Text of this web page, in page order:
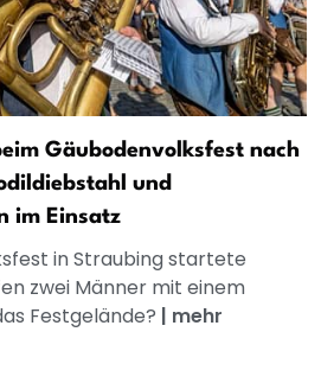
Gäubodenvolksfest nach
und
im Einsatz
in Straubing startete
zwei Männer mit einem
Festgelände? | mehr